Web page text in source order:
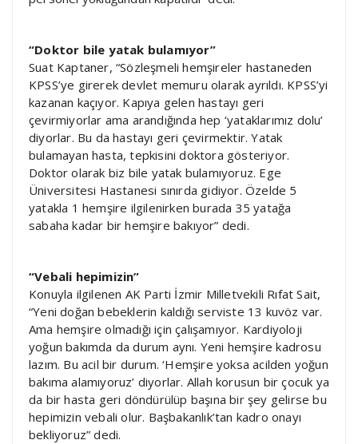
“Doktor bile yatak bulamıyor”
Suat Kaptaner, “Sözleşmeli hemşireler hastaneden
KPSS’ye girerek devlet memuru olarak ayrıldı. KPSS’yi
kazanan kaçıyor. Kapıya gelen hastayı geri
çevirmiyorlar ama arandığında hep ‘yataklarımız dolu’
diyorlar. Bu da hastayı geri çevirmektir. Yatak
bulamayan hasta, tepkisini doktora gösteriyor.
Doktor olarak biz bile yatak bulamıyoruz. Ege
Üniversitesi Hastanesi sınırda gidiyor. Özelde 5
yatakla 1 hemşire ilgilenirken burada 35 yatağa
sabaha kadar bir hemşire bakıyor” dedi.
“Vebali hepimizin”
Konuyla ilgilenen AK Parti İzmir Milletvekili Rıfat Sait,
“Yeni doğan bebeklerin kaldığı serviste 13 kuvöz var.
Ama hemşire olmadığı için çalışamıyor. Kardiyoloji
yoğun bakımda da durum aynı. Yeni hemşire kadrosu
lazım. Bu acil bir durum. ‘Hemşire yoksa acilden yoğun
bakıma alamıyoruz’ diyorlar. Allah korusun bir çocuk ya
da bir hasta geri döndürülüp başına bir şey gelirse bu
hepimizin vebali olur. Başbakanlık’tan kadro onayı
bekliyoruz” dedi.